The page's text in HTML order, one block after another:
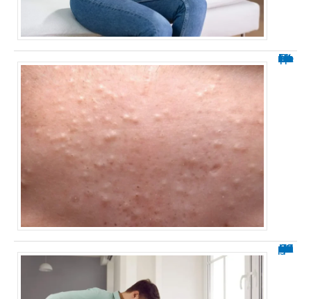
Petit bouton blanc sur le corps : explications
Soulager une sciatique en 60 secondes : méthodes rapides